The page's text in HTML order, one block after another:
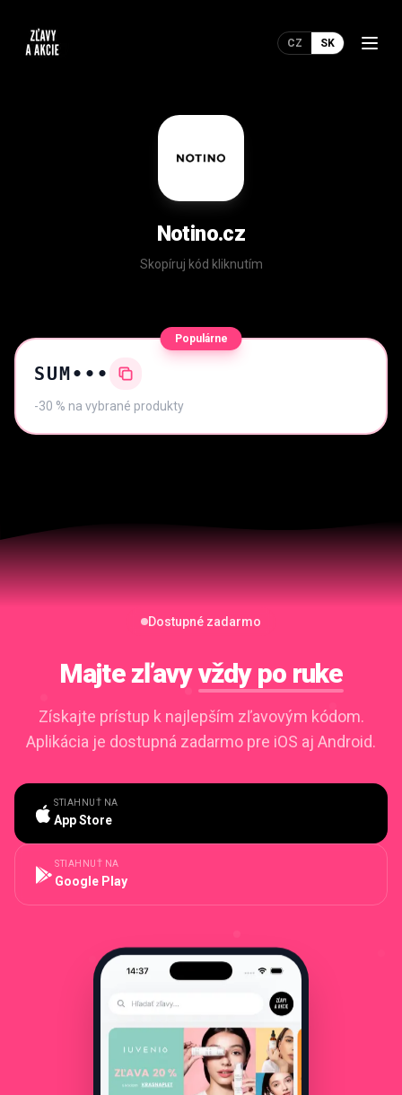
CZ SK
Notino.cz
Skopíruj kód kliknutím
Populárne
SUM•••
-30 % na vybrané produkty
Dostupné zadarmo
Majte zľavyvždy po ruke
Získajte prístup k najlepším zľavovým kódom.
Aplikácia je dostupná zadarmo pre iOS aj Android.
STIAHNUŤ NA
App Store
STIAHNUŤ NA
Google Play